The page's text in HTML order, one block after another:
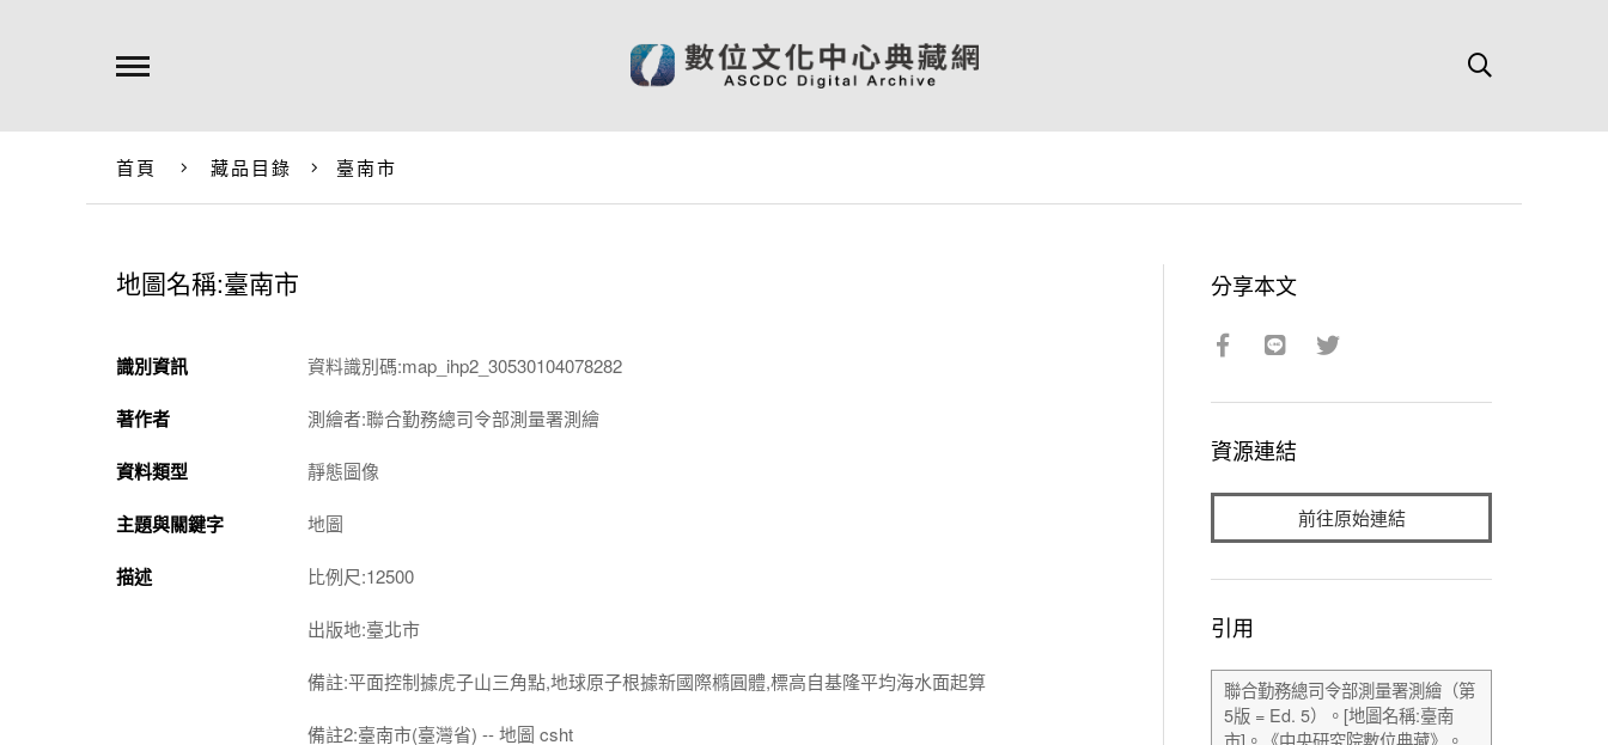
首頁 藏品目錄 臺南市
地圖名稱:臺南市
識別資訊 資料識別碼:map_ihp2_30530104078282
著作者 測繪者:聯合勤務總司令部測量署測繪
資料類型 靜態圖像
主題與關鍵字 地圖
描述 比例尺:12500
出版地:臺北市
備註:平面控制據虎子山三角點,地球原子根據新國際橢圓體,標高自基隆平均海水面起算
備註2:臺南市(臺灣省) -- 地圖 csht
分享本文
資源連結
前往原始連結
引用